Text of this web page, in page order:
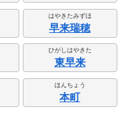
はやきたみずほ
早来瑞穂
ひがしはやきた
東早来
ほんちょう
本町